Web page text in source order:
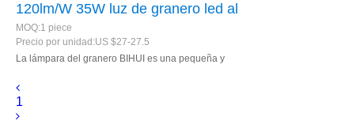
120lm/W 35W luz de granero led al
aire libre con garantía de cinco años
MOQ:1 piece
Precio por unidad:US $27-27.5
La lámpara del granero BIHUI es una pequeña y
1